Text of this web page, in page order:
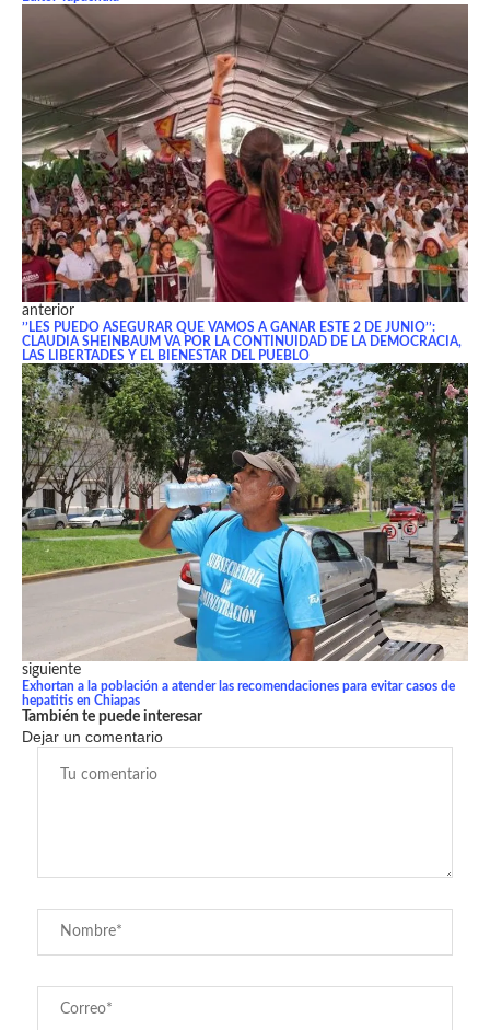
anterior
’’LES PUEDO ASEGURAR QUE VAMOS A GANAR ESTE 2 DE JUNIO’’:
CLAUDIA SHEINBAUM VA POR LA CONTINUIDAD DE LA DEMOCRACIA,
LAS LIBERTADES Y EL BIENESTAR DEL PUEBLO
siguiente
Exhortan a la población a atender las recomendaciones para evitar casos de
hepatitis en Chiapas
También te puede interesar
Dejar un comentario